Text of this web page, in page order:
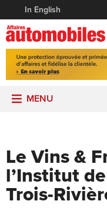
In English
MENU
Le Vins &
l’Institut
Trois-